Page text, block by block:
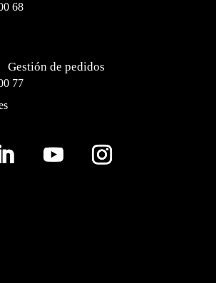
68
Gestión de pedidos
77